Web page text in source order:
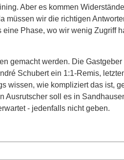
Aber es kommen
müssen wir die richtigen
Phase, wo wir wenig Zugriff
gemacht werden. Die
Schubert ein 1:1-Remis,
wissen, wie kompliziert das ist,
Ausrutscher soll es in
- jedenfalls nicht geben.